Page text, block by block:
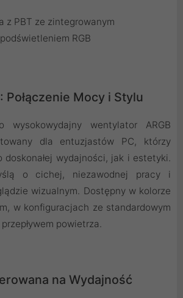
z PBT ze zintegrowanym
RGB
Połączenie Mocy i Stylu
wysokowydajny wentylator ARGB
dla entuzjastów PC, którzy
doskonałej wydajności, jak i estetyki.
o cichej, niezawodnej pracy i
wizualnym. Dostępny w kolorze
w konfiguracjach ze standardowym
powietrza.
na Wydajność